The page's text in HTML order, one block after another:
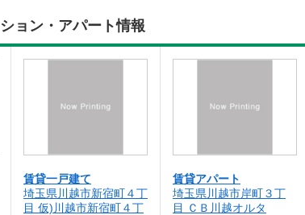
ョン・アパート情報
賃貸一戸建て
埼玉県川越市新宿町４丁
目 仮)川越市新宿町４丁
賃貸アパート
埼玉県川越市岸町３丁
目 ＣＢ川越オルタ